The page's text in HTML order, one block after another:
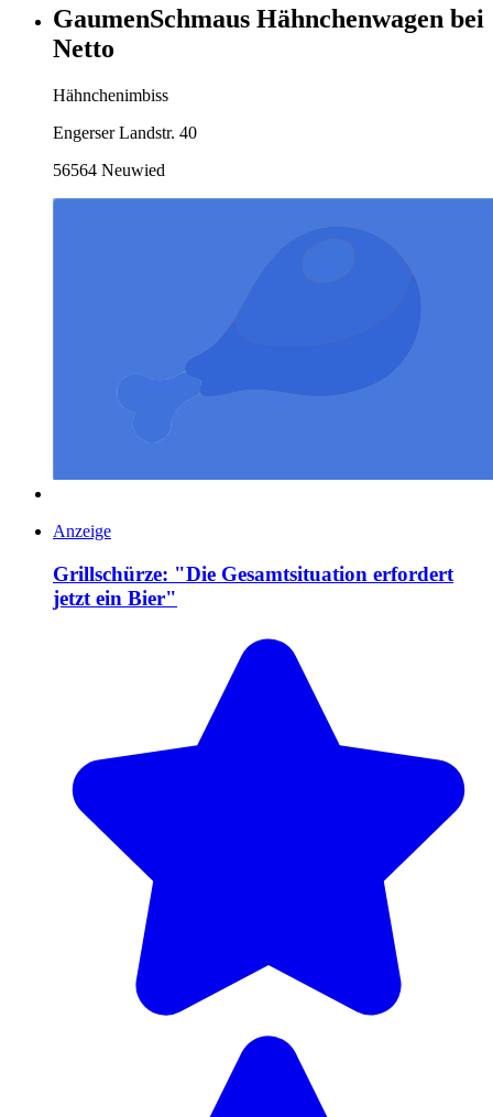
GaumenSchmaus Hähnchenwagen bei
Netto
Hähnchenimbiss
Engerser Landstr. 40
56564 Neuwied
Anzeige
Grillschürze: "Die Gesamtsituation erfordert
jetzt ein Bier"